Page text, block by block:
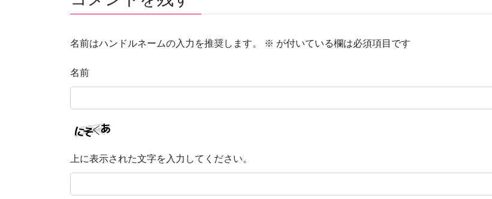
名前はハンドルネームの入力を推奨します。 ※ が付いている欄は必須項目です
名前
上に表示された文字を入力してください。